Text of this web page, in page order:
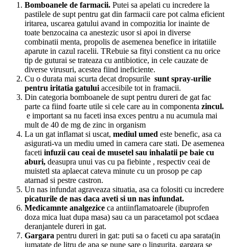
Bomboanele de farmacii. Putei sa apelati cu incredere la
pastilele de supt pentru gat din farmacii care pot calma eficient
iritarea, uscarea gatului avand in compozitia lor inainte de
toate benzocaina ca anestezic usor si apoi in diverse
combinatii menta, propolis de asemenea benefice in iritatiile
aparute in cazul racelii. TRebuie sa fityi constient ca nu orice
tip de guturai se trateaza cu antibiotice, in cele cauzate de
diverse virusuri, acestea fiind ineficiente.
Cu o durata mai scurta decat dropsurile sunt spray-urilie
pentru iritatia gatuluiaccesibile tot in framacii.
Din categoria bomboanele de supt pentru dureri de gat fac
parte ca fiind foarte utile si cele care au in componenta zincul.
e important sa nu faceti insa exces pentru a nu acumula mai
mult de 40 de mg de zinc in organism
La un gat inflamat si uscat, mediul umed este benefic, asa ca
asigurati-va un mediu umed in camera care stati. De asemenea
faceti infuzii cau ceai de musetel sau inhalatii pe baie cu
aburi, deasupra unui vas cu pa fiebinte , respectiv ceai de
muistetl sta aplaecat cateva minute cu un prosop pe cap
atarnad si pestre castron.
Un nas infundat agraveaza situatia, asa ca folositi cu incredere
picaturile de nas daca aveti si un nas infundat.
Medicamnte analgezice ca antiinflamatoarele (ibuprofen
doza mica luat dupa masa) sau ca un paracetamol pot scdaea
deranjantele dureri in gat.
Gargara pentru dureri in gat: puti sa o faceti cu apa sarata(in
jumatate de litru de apa se pune sare o lingurita, gargara se